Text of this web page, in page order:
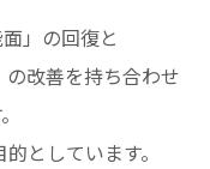
」の回復と
の改善を持ち合わせ
としています。